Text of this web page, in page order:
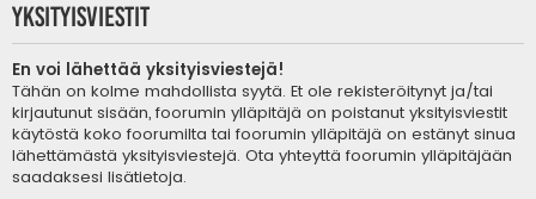
Yksityisviestit
En voi lähettää yksityisviestejä!
Tähän on kolme mahdollista syytä. Et ole rekisteröitynyt ja/tai
kirjautunut sisään, foorumin ylläpitäjä on poistanut yksityisviestit
käytöstä koko foorumilta tai foorumin ylläpitäjä on estänyt sinua
lähettämästä yksityisviestejä. Ota yhteyttä foorumin ylläpitäjään
saadaksesi lisätietoja.